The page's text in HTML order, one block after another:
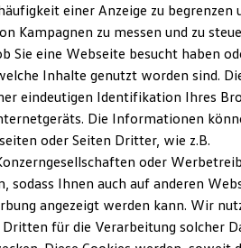
Lebensdauer
6
Versionen und Updates
zu Ihrem ID.
stellen
einer Anzeige zu begrenzen
Kampagnen zu messen und zu
Sie eine Webseite besucht haben
Inhalte genutzt worden sind.
eindeutigen Identifikation Ihres
Die Informationen
oder Seiten Dritter, wie z.B.
oder
sodass Ihnen auch auf anderen
angezeigt werden kann. Wir
Dritten für die Verarbeitung solcher